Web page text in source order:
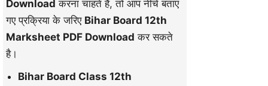
Download करना चाहते है, तो आप नीचे बताए
गए प्रक्रिया के जरिए Bihar Board 12th
Marksheet PDF Download कर सकते
है।
Bihar Board Class 12th